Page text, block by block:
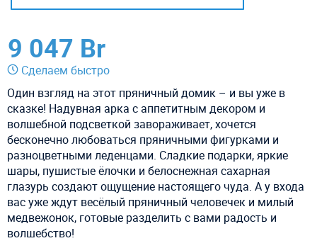
9 047 Br
Сделаем быстро
Один взгляд на этот пряничный домик – и вы уже в
сказке! Надувная арка с аппетитным декором и
волшебной подсветкой завораживает, хочется
бесконечно любоваться пряничными фигурками и
разноцветными леденцами. Сладкие подарки, яркие
шары, пушистые ёлочки и белоснежная сахарная
глазурь создают ощущение настоящего чуда. А у входа
вас уже ждут весёлый пряничный человечек и милый
медвежонок, готовые разделить с вами радость и
волшебство!